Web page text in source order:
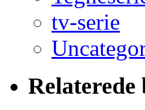
tv-serie
Relaterede